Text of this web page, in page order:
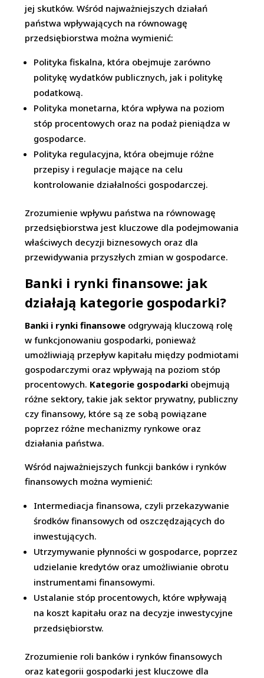
jej skutków. Wśród najważniejszych działań
państwa wpływających na równowagę
przedsiębiorstwa można wymienić:
Polityka fiskalna, która obejmuje zarówno
politykę wydatków publicznych, jak i politykę
podatkową.
Polityka monetarna, która wpływa na poziom
stóp procentowych oraz na podaż pieniądza w
gospodarce.
Polityka regulacyjna, która obejmuje różne
przepisy i regulacje mające na celu
kontrolowanie działalności gospodarczej.
Zrozumienie wpływu państwa na równowagę
przedsiębiorstwa jest kluczowe dla podejmowania
właściwych decyzji biznesowych oraz dla
przewidywania przyszłych zmian w gospodarce.
Banki i rynki finansowe: jak
działają kategorie gospodarki?
Banki i rynki finansowe odgrywają kluczową rolę
w funkcjonowaniu gospodarki, ponieważ
umożliwiają przepływ kapitału między podmiotami
gospodarczymi oraz wpływają na poziom stóp
procentowych. Kategorie gospodarki obejmują
różne sektory, takie jak sektor prywatny, publiczny
czy finansowy, które są ze sobą powiązane
poprzez różne mechanizmy rynkowe oraz
działania państwa.
Wśród najważniejszych funkcji banków i rynków
finansowych można wymienić:
Intermediacja finansowa, czyli przekazywanie
środków finansowych od oszczędzających do
inwestujących.
Utrzymywanie płynności w gospodarce, poprzez
udzielanie kredytów oraz umożliwianie obrotu
instrumentami finansowymi.
Ustalanie stóp procentowych, które wpływają
na koszt kapitału oraz na decyzje inwestycyjne
przedsiębiorstw.
Zrozumienie roli banków i rynków finansowych
oraz kategorii gospodarki jest kluczowe dla